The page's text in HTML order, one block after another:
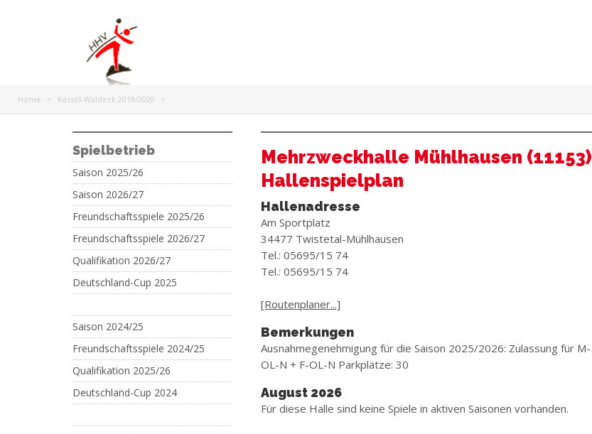
Home > Kassel-Waldeck 2019/2020 >
Spielbetrieb
Saison 2025/26
Saison 2026/27
Freundschaftsspiele 2025/26
Freundschaftsspiele 2026/27
Qualifikation 2026/27
Deutschland-Cup 2025
Saison 2024/25
Freundschaftsspiele 2024/25
Qualifikation 2025/26
Deutschland-Cup 2024
Mehrzweckhalle Mühlhausen (11153)
Hallenspielplan
Hallenadresse
Am Sportplatz
34477 Twistetal-Mühlhausen
Tel.: 05695/15 74
Tel.: 05695/15 74
[Routenplaner...]
Bemerkungen
Ausnahmegenehmigung für die Saison 2025/2026: Zulassung für M-
OL-N + F-OL-N Parkplätze: 30
August 2026
Für diese Halle sind keine Spiele in aktiven Saisonen vorhanden.